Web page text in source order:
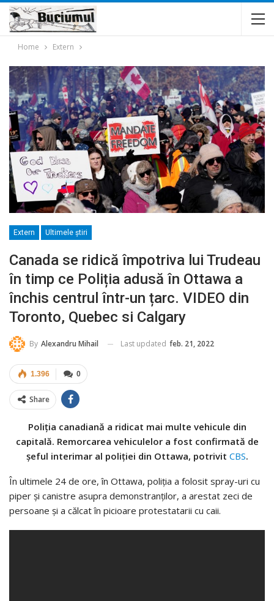
Home Extern
Extern Ultimele ştiri
Canada se ridică împotriva lui Trudeau
în timp ce Poliția adusă în Ottawa a
închis centrul într-un țarc. VIDEO din
Toronto, Quebec si Calgary
By Alexandru Mihail Last updated feb. 21, 2022
0
1.396
Share
Poliția canadiană a ridicat mai multe vehicule din
capitală. Remorcarea vehiculelor a fost confirmată de
șeful interimar al poliției din Ottawa, potrivit CBS.
În ultimele 24 de ore, în Ottawa, poliția a folosit spray-uri cu
piper și canistre asupra demonstranților, a arestat zeci de
persoane și a călcat în picioare protestatarii cu caii.